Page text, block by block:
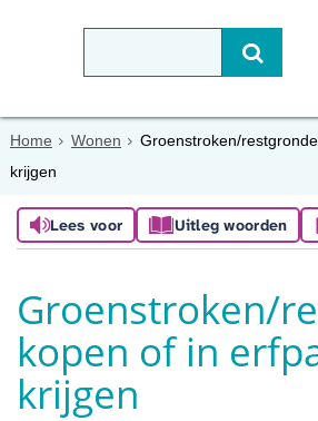
Home Wonen
Groenstroken/
krijgen
Lees voor Uitleg woorden
Groenstroken/
kopen of in
krijgen